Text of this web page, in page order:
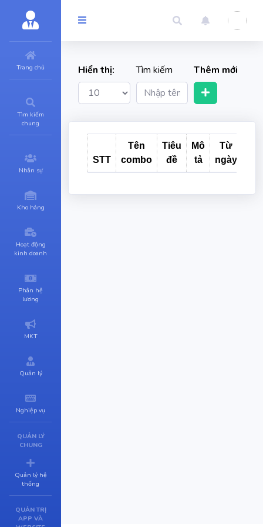
Trang chủ
Tìm kiếm
chung
Nhân sự
Kho hàng
Hoạt động
kinh doanh
Phân hệ
lương
MKT
Quản lý
Nghiệp vụ
QUẢN LÝ
CHUNG
Quản lý hệ
thống
QUẢN TRỊ
APP VÀ
Hiển thị: Tìm kiếm Thêm mới
STT
Tên
combo
Tiêu
đề
Mô
tả
Từ
ngày